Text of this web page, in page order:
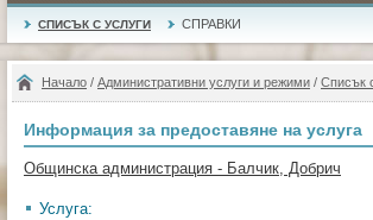
СПИСЪК С УСЛУГИ СПРАВКИ
Начало / Административни услуги и режими / Списък
Информация за предоставяне на услуга
Общинска администрация - Балчик, Добрич
Услуга: